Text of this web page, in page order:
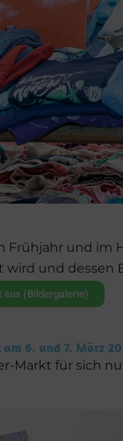
Frühjahr und
wird und
aus (Bildergalerie)
6. und 7. März
Markt für sich